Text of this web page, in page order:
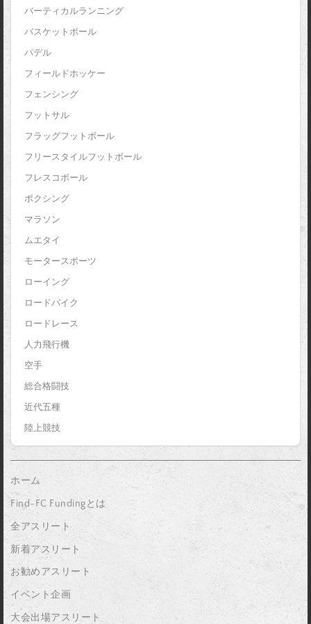
バーティカルランニング
バスケットボール
パデル
フィールドホッケー
フェンシング
フットサル
フラッグフットボール
フリースタイルフットボール
フレスコボール
ボクシング
マラソン
ムエタイ
モータースポーツ
ローイング
ロードバイク
ロードレース
人力飛行機
空手
総合格闘技
近代五種
陸上競技
ホーム
Find-FC Fundingとは
全アスリート
新着アスリート
お勧めアスリート
イベント企画
大会出場アスリート